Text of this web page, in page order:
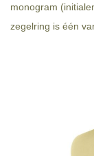
monogram
zegelring is één